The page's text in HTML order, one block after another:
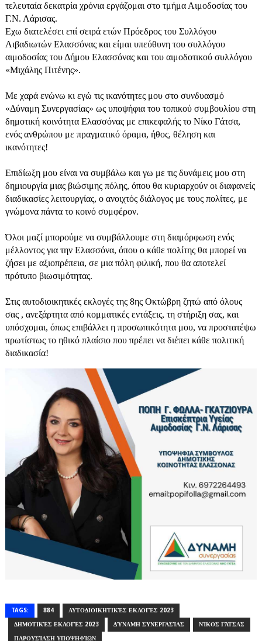
τελευταία δεκατρία χρόνια εργάζομαι στο τμήμα Αιμοδοσίας του
Γ.Ν. Λάρισας.
Εχω διατελέσει επί σειρά ετών Πρόεδρος του Συλλόγου
Λιβαδιωτών Ελασσόνας και είμαι υπεύθυνη του συλλόγου
αιμοδοσίας του Δήμου Ελασσόνας και του αιμοδοτικού συλλόγου
«Μιχάλης Πιτένης».
Με χαρά ενώνω κι εγώ τις ικανότητες μου στο συνδυασμό
«Δύναμη Συνεργασίας» ως υποψήφια του τοπικού συμβουλίου στη
δημοτική κοινότητα Ελασσόνας με επικεφαλής το Νίκο Γάτσα,
ενός ανθρώπου με πραγματικό όραμα, ήθος, θέληση και
ικανότητες!
Επιδίωξη μου είναι να συμβάλω και γω με τις δυνάμεις μου στη
δημιουργία μιας βιώσιμης πόλης, όπου θα κυριαρχούν οι διαφανείς
διαδικασίες λειτουργίας, ο ανοιχτός διάλογος με τους πολίτες, με
γνώμονα πάντα το κοινό συμφέρον.
Όλοι μαζί μπορούμε να συμβάλλουμε στη διαμόρφωση ενός
μέλλοντος για την Ελασσόνα, όπου ο κάθε πολίτης θα μπορεί να
ζήσει με αξιοπρέπεια, σε μια πόλη φιλική, που θα αποτελεί
πρότυπο βιωσιμότητας.
Στις αυτοδιοικητικές εκλογές της 8ης Οκτώβρη ζητώ από όλους
σας , ανεξάρτητα από κομματικές εντάξεις, τη στήριξη σας, και
υπόσχομαι, όπως επιβάλλει η προσωπικότητα μου, να προστατέψω
πρωτίστως το ηθικό πλαίσιο που πρέπει να διέπει κάθε πολιτική
διαδικασία!
TAGS: 884 ΑΥΤΟΔΙΟΙΚΗΤΙΚΈΣ ΕΚΛΟΓΈΣ 2023
ΔΗΜΟΤΙΚΈΣ ΕΚΛΟΓΈΣ 2023 ΔΎΝΑΜΗ ΣΥΝΕΡΓΑΣΊΑΣ ΝΊΚΟΣ ΓΆΤΣΑΣ
ΠΑΡΟΥΣΊΑΣΗ ΥΠΟΨΗΦΊΩΝ